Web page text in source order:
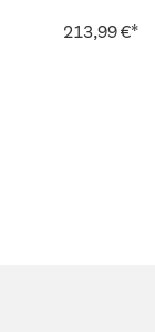
213,99 €*